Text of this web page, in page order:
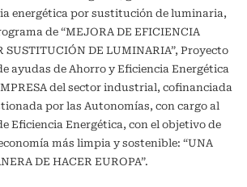
energética por sustitución de luminaria,
de “MEJORA DE EFICIENCIA
SUSTITUCIÓN DE LUMINARIA”, Proyecto
ayudas de Ahorro y Eficiencia Energética
del sector industrial, cofinanciada
por las Autonomías, con cargo al
Eficiencia Energética, con el objetivo de
más limpia y sostenible: “UNA
DE HACER EUROPA”.